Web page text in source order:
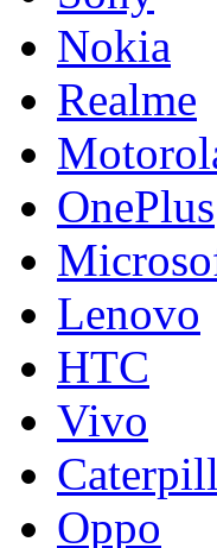
Nokia
Realme
OnePlus
Lenovo
HTC
Vivo
Oppo